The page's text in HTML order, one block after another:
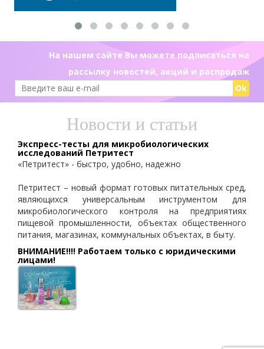
На нашем сайте Вы можете подписаться на
рассылку новостей, акций и распродаж
Ok
Новости и статьи
Экспресс-тесты для микробиологических
исследований Петритест
«Петритест» - быстро, удобно, надежно
Петритест – новый формат готовых питательных сред,
являющихся универсальным инструментом для
микробиологического контроля на предприятиях
пищевой промышленности, объектах общественного
питания, магазинах, коммунальных объектах, в быту.
ВНИМАНИЕ!!!! Работаем только с юридическими
лицами!